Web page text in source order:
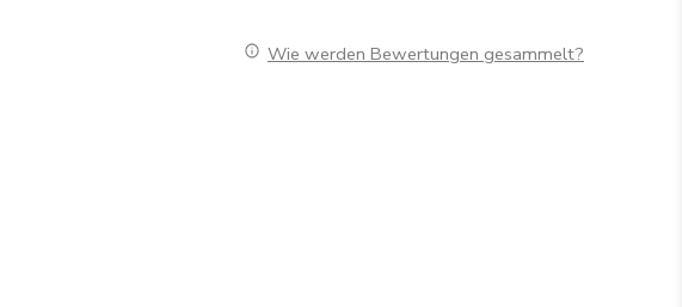
Wie werden Bewertungen gesammelt?